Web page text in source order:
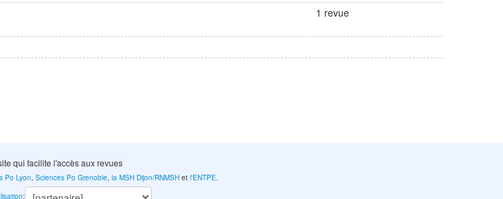
1 revue
qui facilite l'accès aux revues
Po Lyon,Sciences Po Grenoble,la MSH Dijon/RNMSH etl'ENTPE.
: